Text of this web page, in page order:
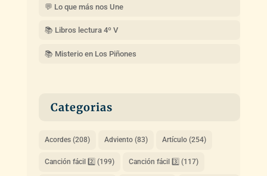
💬 Lo que más nos Une
📚 Libros lectura 4º V
📚 Misterio en Los Piñones
Categorias
Acordes(208) Adviento(83) Artículo(254)
Canción fácil 2️⃣ (199) Canción fácil 3️⃣ (117)